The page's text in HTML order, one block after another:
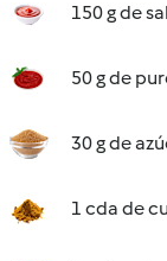
150 g de
50 g de
30 g de
1 cda de